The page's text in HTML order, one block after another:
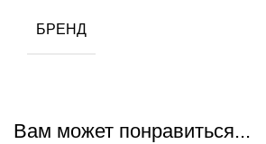
БРЕНД
Вам может понравиться...